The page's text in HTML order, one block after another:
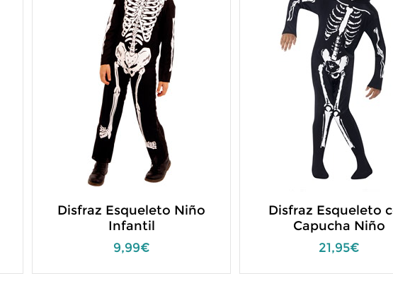
Disfraz Esqueleto Niño
Infantil
9,99€
Disfraz Esqueleto
Capucha Niño
21,95€